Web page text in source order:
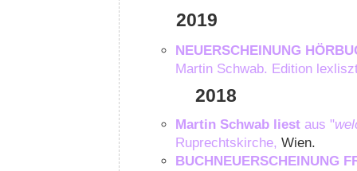
2019
NEUERSCHEINUNG
Martin Schwab. Edition
2018
Martin Schwab liest aus "
Ruprechtskirche, Wien.
BUCHNEUERSCHEINUNG